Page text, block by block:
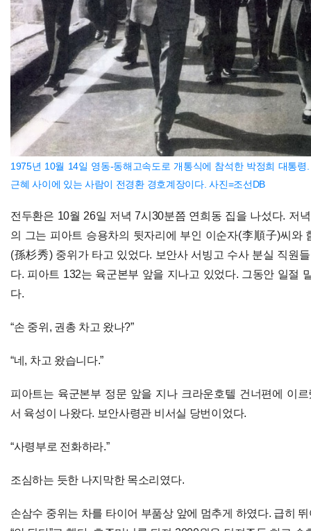
1975년 10월 14일 영동-동해고속도로 개통식에 참석한 박정희 대통
근혜 사이에 있는 사람이 전경환 경호계장이다. 사진=조선DB
전두환은 10월 26일 저녁 7시30분쯤 연희동 집을 나섰다. 저
의 그는 피아트 승용차의 뒷자리에 부인 이순자(李順子)씨와
(孫杉秀) 중위가 타고 있었다. 보안사 서빙고 수사 분실 직원
다. 피아트 132는 육군본부 앞을 지나고 있었다. 그동안 일절
다.
“손 중위, 권총 차고 왔나?”
“네, 차고 왔습니다.”
피아트는 육군본부 정문 앞을 지나 크라운호텔 건너편에 이
서 육성이 나왔다. 보안사령관 비서실 당번이었다.
“사령부로 전화하라.”
조심하는 듯한 나지막한 목소리였다.
손삼수 중위는 차를 타이어 부품상 앞에 멈추게 하였다. 급히